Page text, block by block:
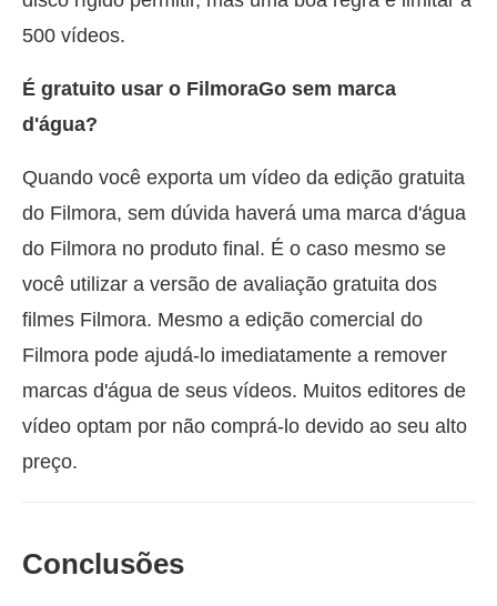
500 vídeos.
É gratuito usar o FilmoraGo sem marca
d'água?
Quando você exporta um vídeo da edição gratuita
do Filmora, sem dúvida haverá uma marca d'água
do Filmora no produto final. É o caso mesmo se
você utilizar a versão de avaliação gratuita dos
filmes Filmora. Mesmo a edição comercial do
Filmora pode ajudá-lo imediatamente a remover
marcas d'água de seus vídeos. Muitos editores de
vídeo optam por não comprá-lo devido ao seu alto
preço.
Conclusões